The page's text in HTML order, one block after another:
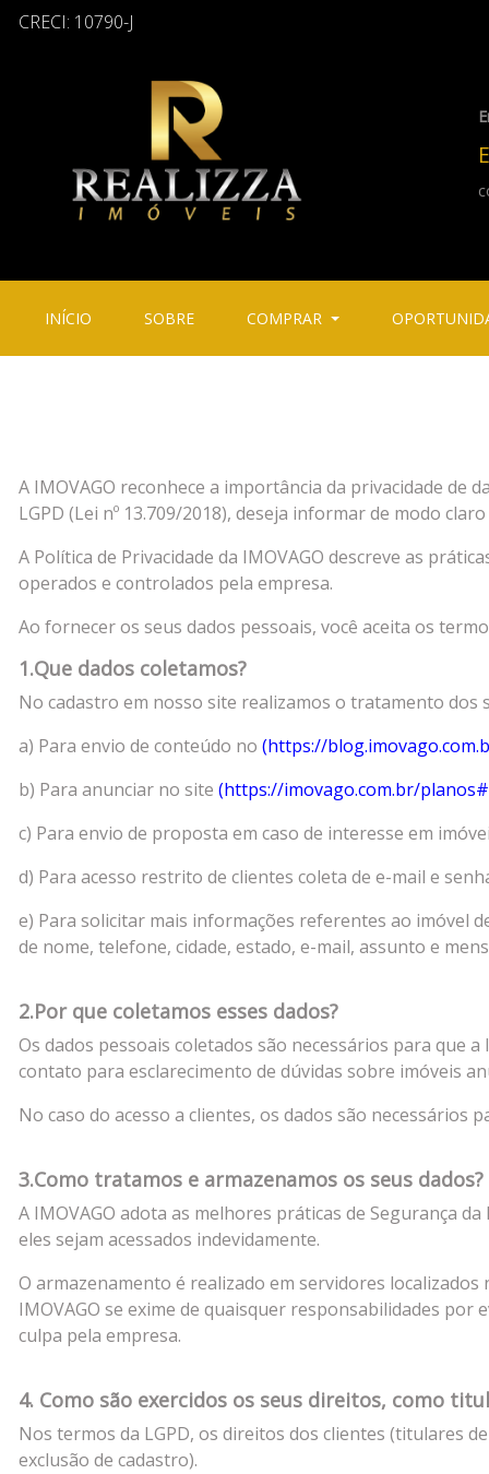
CRECI: 10790-J
INÍCIO (CURRENT)SOBRE(CURRENT)COMPRAR
A IMOVAGO reconhece a importância da privacidade de
LGPD (Lei nº 13.709/2018), deseja informar de modo
A Política de Privacidade da IMOVAGO descreve as
operados e controlados pela empresa.
Ao fornecer os seus dados pessoais, você aceita os
1.Que dados coletamos?
No cadastro em nosso site realizamos o tratamento dos
a) Para envio de conteúdo no (https://
b) Para anunciar no site (https://imovago.com.br/
c) Para envio de proposta em caso de interesse em
d) Para acesso restrito de clientes coleta de e-mail e
e) Para solicitar mais informações referentes ao imóvel
de nome, telefone, cidade, estado, e-mail, assunto e
2.Por que coletamos esses dados?
Os dados pessoais coletados são necessários para que
contato para esclarecimento de dúvidas sobre imóveis
No caso do acesso a clientes, os dados são
3.Como tratamos e armazenamos os seus dados?
A IMOVAGO adota as melhores práticas de Segurança
eles sejam acessados indevidamente.
O armazenamento é realizado em servidores
IMOVAGO se exime de quaisquer responsabilidades
culpa pela empresa.
4. Como são exercidos os seus direitos, como
Nos termos da LGPD, os direitos dos clientes (titulares
exclusão de cadastro).